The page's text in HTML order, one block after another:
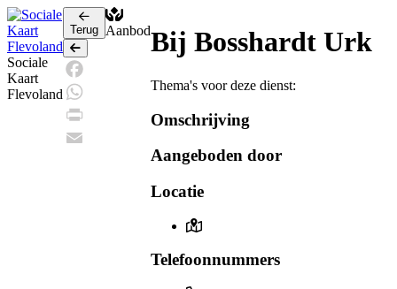
Sociale
Kaart
Flevoland
Terug
Terug
Facebook
WhatsApp
Print
AanbodBij Bosshardt Urk
Thema's voor deze dienst:
Omschrijving
Aangeboden door
Locatie
Telefoonnummers